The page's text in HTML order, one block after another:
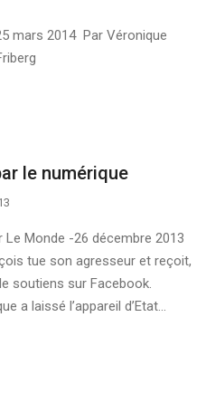
mars 2014 Par Véronique
le numérique
Monde -26 décembre 2013
tue son agresseur et reçoit,
soutiens sur Facebook.
a laissé l’appareil d’Etat...